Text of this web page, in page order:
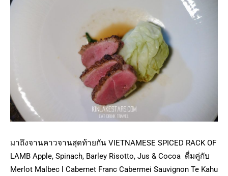
มาถึงจานคาวจานสุดท้ายกัน VIETNAMESE SPICED RACK OF
LAMB Apple, Spinach, Barley Risotto, Jus & Cocoa ดื่มคู่กับ
Merlot Malbec l Cabernet Franc Cabermei Sauvignon Te Kahu